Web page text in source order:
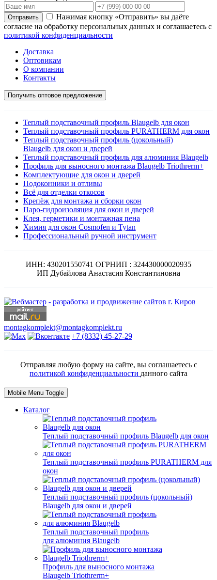
Нажимая кнопку «Отправить» вы даёте
согласие на обработку персональных данных и соглашаетесь с
политикой конфиденциальности
Доставка
Оптовикам
О компании
Контакты
Получить оптовое предложение
Теплый подставочный профиль Blaugelb для окон
Теплый подставочный профиль PURATHERM для окон
Теплый подставочный профиль (цокольный)
Blaugelb для окон и дверей
Теплый подставочный профиль для алюминия Blaugelb
Профиль для выносного монтажа Blaugelb Triothrerm+
Комплектующие для окон и дверей
Подоконники и отливы
Всё для отделки откосов
Крепёж для монтажа и сборки окон
Паро-гидроизоляция для окон и дверей
Клея, герметики и монтажная пена
Химия для окон Cosmofen и Tytan
Профессиональный ручной инструмент
ИНН: 430201550741 ОГРНИП : 324430000020935
ИП Дубайлова Анастасия Константиновна
montagkomplekt@montagkomplekt.ru
+7 (8332) 45-27-29
Отправляя любую форму на сайте, вы соглашаетесь с
политикой конфиденциальности данного сайта
Mobile Menu Toggle
Каталог
Теплый подставочный профиль Blaugelb для окон
Теплый подставочный профиль PURATHERM для
окон
Теплый подставочный профиль (цокольный)
Blaugelb для окон и дверей
Теплый подставочный профиль
для алюминия Blaugelb
Профиль для выносного монтажа
Blaugelb Triothrerm+